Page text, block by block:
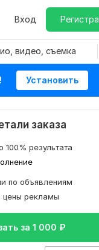
Вход
видео, съемка
Установить
заказа
100% результата
по объявлениям
цены рекламы
за 1 000 ₽